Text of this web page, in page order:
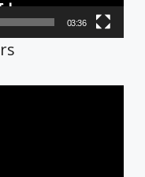
03:36